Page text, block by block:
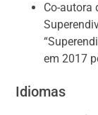
Co-autora
em 2017
Idiomas